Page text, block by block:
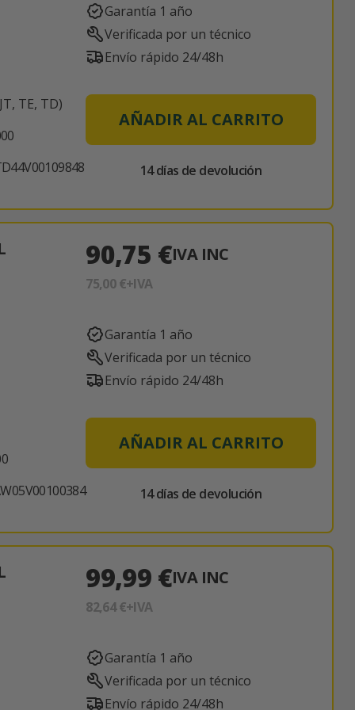
TE, TD)
Garantía 1 año
Verificada por un técnico
Envío rápido 24/48h
AÑADIR AL CARRITO
14 días de devolución
90,75 €IVA INC
75,00 €+IVA
Garantía 1 año
Verificada por un técnico
Envío rápido 24/48h
AÑADIR AL CARRITO
14 días de devolución
99,99 €IVA INC
82,64 €+IVA
Garantía 1 año
Verificada por un técnico
Envío rápido 24/48h